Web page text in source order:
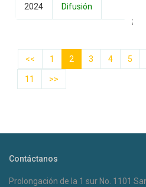
2024
Difusión
<< 1 2 3 4 5
11 >>
Contáctanos
Prolongación de la 1 sur No. 1101